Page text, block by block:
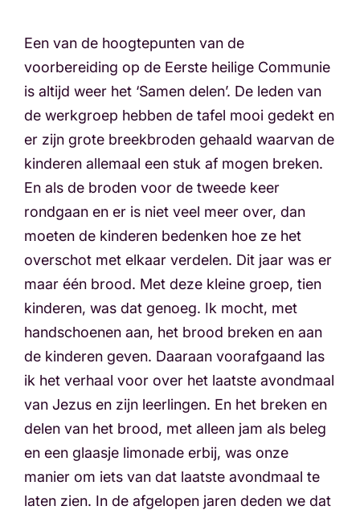
Een van de hoogtepunten van de
voorbereiding op de Eerste heilige Communie
is altijd weer het ‘Samen delen’. De leden van
de werkgroep hebben de tafel mooi gedekt en
er zijn grote breekbroden gehaald waarvan de
kinderen allemaal een stuk af mogen breken.
En als de broden voor de tweede keer
rondgaan en er is niet veel meer over, dan
moeten de kinderen bedenken hoe ze het
overschot met elkaar verdelen. Dit jaar was er
maar één brood. Met deze kleine groep, tien
kinderen, was dat genoeg. Ik mocht, met
handschoenen aan, het brood breken en aan
de kinderen geven. Daaraan voorafgaand las
ik het verhaal voor over het laatste avondmaal
van Jezus en zijn leerlingen. En het breken en
delen van het brood, met alleen jam als beleg
en een glaasje limonade erbij, was onze
manier om iets van dat laatste avondmaal te
laten zien. In de afgelopen jaren deden we dat